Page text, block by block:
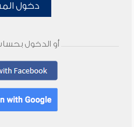
دخول
أو الدخول